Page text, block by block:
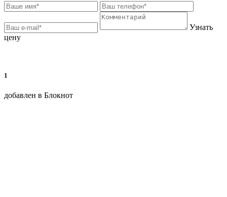
Узнать
цену
1
добавлен в Блокнот